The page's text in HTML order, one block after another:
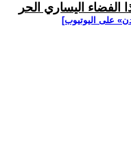
اليساري الحر
على اليوتيوب]